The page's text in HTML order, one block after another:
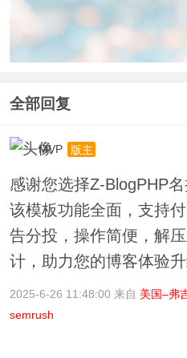
全部回复
MVP 版主
感谢您选择Z-BlogPHP
该模板功能全面，支持
告分投，操作简便，解
计，助力您的博客体验升
2025-6-26 11:48:00 来自 美国–弗
semrush